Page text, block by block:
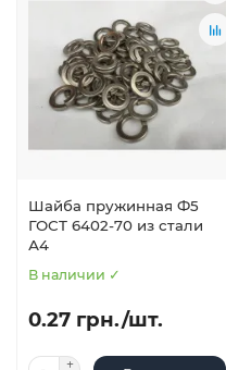
Шайба пружинная Ф5
ГОСТ 6402-70 из стали
А4
В наличии ✓
0.27 грн./шт.